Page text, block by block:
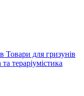
Товари для гризунів
тераріумістика